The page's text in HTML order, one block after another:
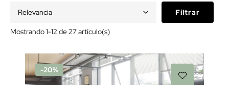
Relevancia Filtrar
Mostrando 1-12 de 27 artículo(s)
-20%